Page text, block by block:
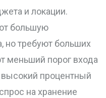
и локации.
большую
но требуют больших
меньший порог входа
процентный
на хранение